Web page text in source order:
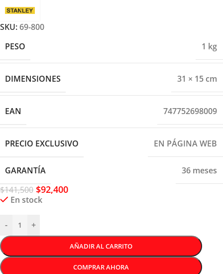
SKU:69-800
PESO
1 kg
DIMENSIONES 31 × 15 cm
EAN 747752698009
PRECIO EXCLUSIVO EN PÁGINA WEB
GARANTÍA
36 meses
$141,500 $92,400
En stock
- +
AÑADIR AL CARRITO
COMPRAR AHORA